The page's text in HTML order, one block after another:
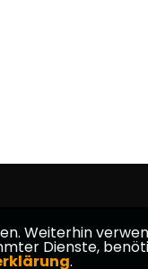
Weiterhin
Dienste,
.